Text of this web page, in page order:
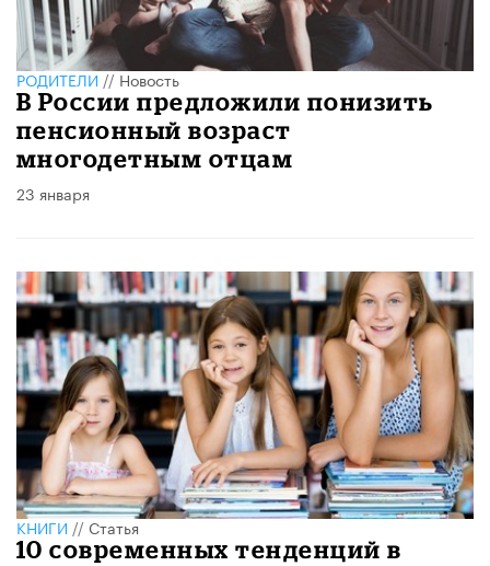
РОДИТЕЛИ//Новость
В России предложили понизить
пенсионный возраст
многодетным отцам
23 января
КНИГИ // Статья
10 современных тенденций в